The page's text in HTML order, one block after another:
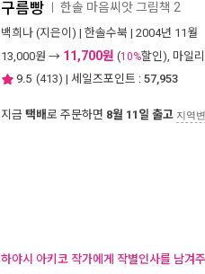
구름빵 한솔 마음씨앗 그림책 2
백희나 (지은이) | 한솔수북 | 2004년 11월
13,000원 → 11,700원 (10%할인), 마일리
9.5 (413) | 세일즈포인트 : 57,953
지금 택배로 주문하면 8월 11일 출고 지역
하야시 아키코 작가에게 작별인사를 남겨